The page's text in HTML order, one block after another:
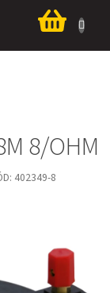
košík
8/OHM
402349-8